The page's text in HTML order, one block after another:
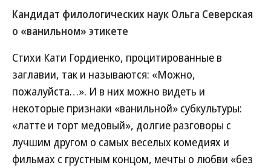
Кандидат филологических наук Ольга Северская
о «ванильном» этикете
Стихи Кати Гордиенко, процитированные в
заглавии, так и называются: «Можно,
пожалуйста…». И в них можно видеть и
некоторые признаки «ванильной» субкультуры:
«латте и торт медовый», долгие разговоры с
лучшим другом о самых веселых комедиях и
фильмах с грустным концом, мечты о любви «без